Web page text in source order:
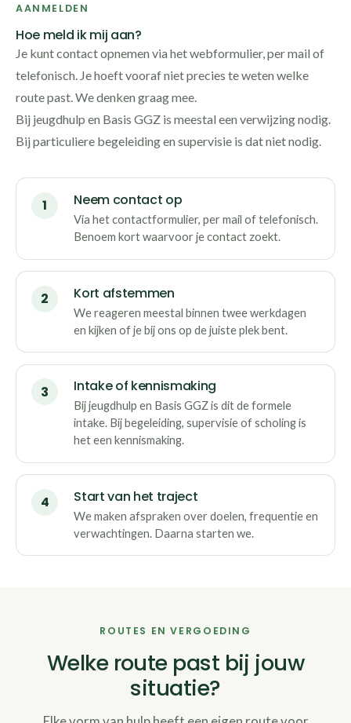
AANMELDEN
Hoe meld ik mij aan?
Je kunt contact opnemen via het webformulier, per mail of
telefonisch. Je hoeft vooraf niet precies te weten welke
route past. We denken graag mee.
Bij jeugdhulp en Basis GGZ is meestal een verwijzing nodig.
Bij particuliere begeleiding en supervisie is dat niet nodig.
Neem contact op
Via het contactformulier, per mail of telefonisch.
Benoem kort waarvoor je contact zoekt.
Kort afstemmen
We reageren meestal binnen twee werkdagen
en kijken of je bij ons op de juiste plek bent.
Intake of kennismaking
Bij jeugdhulp en Basis GGZ is dit de formele
intake. Bij begeleiding, supervisie of scholing is
het een kennismaking.
Start van het traject
We maken afspraken over doelen, frequentie en
verwachtingen. Daarna starten we.
ROUTES EN VERGOEDING
Welke route past bij jouw
situatie?